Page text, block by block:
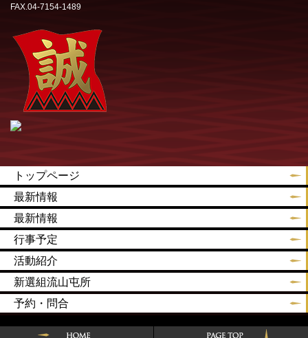
FAX.04-7154-1489
トップページ
最新情報
最新情報
行事予定
活動紹介
新選組流山屯所
予約・問合